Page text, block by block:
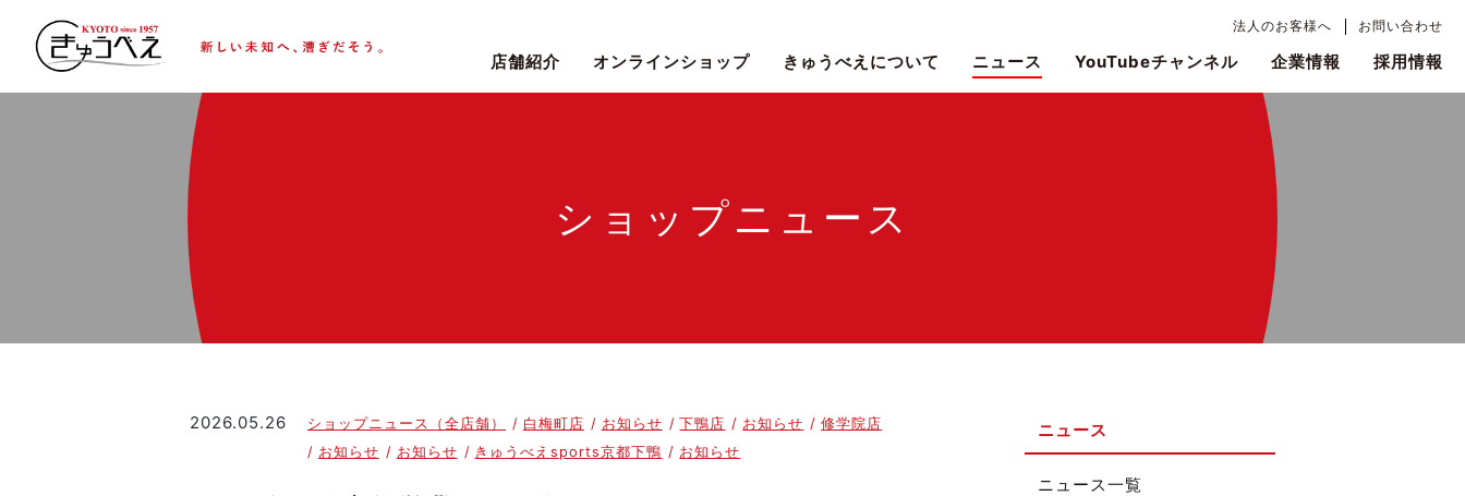
法人のお客様へ お問い合わせ
店舗紹介 オンラインショップ きゅうべえについて ニュース YouTubeチャンネル 企業情報 採用情報
ショップニュース
2026.05.26 ショップニュース（全店舗） 白梅町店 お知らせ 下鴨店 お知らせ
修学院店
お知らせ
お知らせ きゅうべえsports京都下鴨 お知らせ
ニュース
ニュース一覧